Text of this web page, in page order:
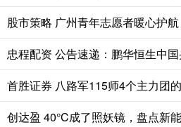
股市策略 广州青年志愿者暖心护
创达盈 40°C成了照妖镜，盘点新